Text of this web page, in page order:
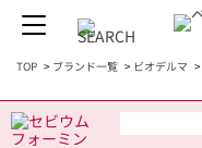
TOP > ブランド一覧 > ビオデルマ >